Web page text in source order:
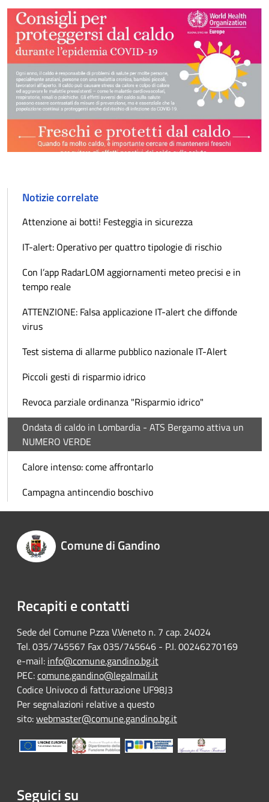
Notizie correlate
Attenzione ai botti! Festeggia in sicurezza
IT-alert: Operativo per quattro tipologie di rischio
Con l’app RadarLOM aggiornamenti meteo precisi e in
tempo reale
ATTENZIONE: Falsa applicazione IT-alert che diffonde
virus
Test sistema di allarme pubblico nazionale IT-Alert
Piccoli gesti di risparmio idrico
Revoca parziale ordinanza "Risparmio idrico"
Ondata di caldo in Lombardia - ATS Bergamo attiva un
NUMERO VERDE
Calore intenso: come affrontarlo
Campagna antincendio boschivo
Comune di Gandino
Recapiti e contatti
Sede del Comune P.zza V.Veneto n. 7 cap. 24024
Tel. 035/745567 Fax 035/745646 - P.I. 00246270169
e-mail: info@comune.gandino.bg.it
PEC:comune.gandino@legalmail.it
Codice Univoco di fatturazione UF98J3
Per segnalazioni relative a questo
sito:webmaster@comune.gandino.bg.it
Seguici su